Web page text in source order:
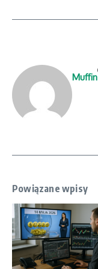
Muffin
Powiązane wpisy